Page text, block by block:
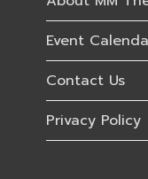
Event
Contact Us
Privacy Policy